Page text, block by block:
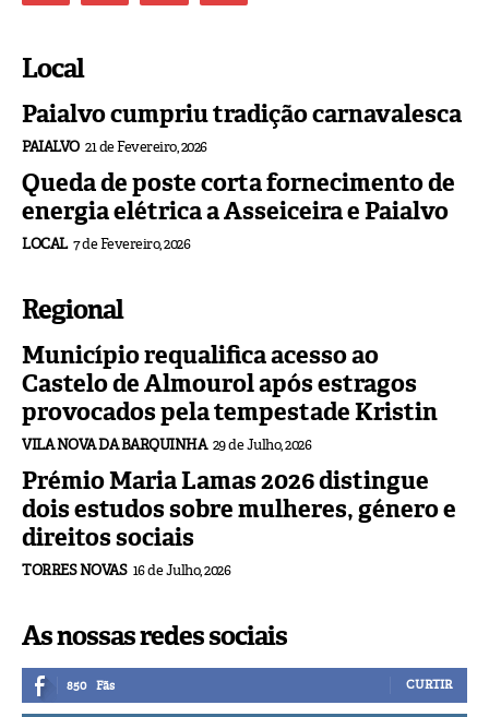
Local
Paialvo cumpriu tradição carnavalesca
PAIALVO 21 de Fevereiro, 2026
Queda de poste corta fornecimento de
energia elétrica a Asseiceira e Paialvo
LOCAL 7 de Fevereiro, 2026
Regional
Município requalifica acesso ao
Castelo de Almourol após estragos
provocados pela tempestade Kristin
VILA NOVA DA BARQUINHA 29 de Julho, 2026
Prémio Maria Lamas 2026 distingue
dois estudos sobre mulheres, género e
direitos sociais
TORRES NOVAS 16 de Julho, 2026
As nossas redes sociais
850 Fãs CURTIR